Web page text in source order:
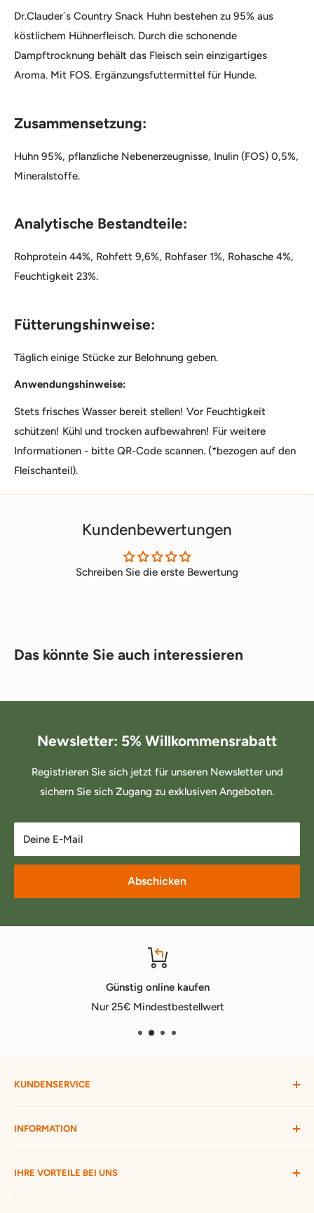
Dr.Clauder´s Country Snack Huhn bestehen zu 95% aus
köstlichem Hühnerfleisch. Durch die schonende
Dampftrocknung behält das Fleisch sein einzigartiges
Aroma. Mit FOS. Ergänzungsfuttermittel für Hunde.
Zusammensetzung:
Huhn 95%, pflanzliche Nebenerzeugnisse, Inulin (FOS) 0,5%,
Mineralstoffe.
Analytische Bestandteile:
Rohprotein 44%, Rohfett 9,6%, Rohfaser 1%, Rohasche 4%,
Feuchtigkeit 23%.
Fütterungshinweise:
Täglich einige Stücke zur Belohnung geben.
Anwendungshinweise:
Stets frisches Wasser bereit stellen! Vor Feuchtigkeit
schützen! Kühl und trocken aufbewahren! Für weitere
Informationen - bitte QR-Code scannen. (*bezogen auf den
Fleischanteil).
Kundenbewertungen
Schreiben Sie die erste Bewertung
Das könnte Sie auch interessieren
Newsletter: 5% Willkommensrabatt
Registrieren Sie sich jetzt für unseren Newsletter und
sichern Sie sich Zugang zu exklusiven Angeboten.
Deine E-Mail
Abschicken
Günstig online kaufen
Nur 25€ Mindestbestellwert
KUNDENSERVICE
Mein Konto
Widerruf starten
Bestellung verfolgen
Passwort vergessen
Kontakt
INFORMATION
Versandbedingungen
Ratgeber
Hofmax stellt sich vor
IHRE VORTEILE BEI UNS
ca. 3.500 Produkte zur Auswahl